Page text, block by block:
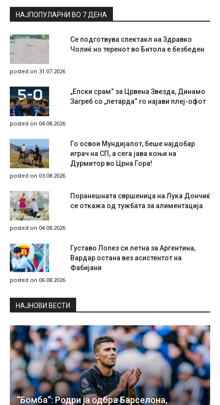
НАЈПОПУЛАРНИ ВО 7 ДЕНА
Се подготвува спектакл на Здравко
Чолиќ но теренот во Битола е безбеден
posted on 31.07.2026
„Епски срам“ за Црвена Звезда, Динамо
Загреб со „петарда“ го најави плеј-офот
posted on 04.08.2026
Го освои Мундијалот, беше најдобар
играч на СП, а сега јава коњи на
Дурмитор во Црна Гора!
posted on 03.08.2026
Поранешната свршеница на Лука Дончиќ
се откажа од тужбата за алиментација
posted on 04.08.2026
Густаво Лопез си летна за Аргентина,
Вардар остана вез асистентот на
Фабијани
posted on 06.08.2026
НAЈНОВИ ВЕСТИ
“Бомба“: Родри ја одбра Барселона,